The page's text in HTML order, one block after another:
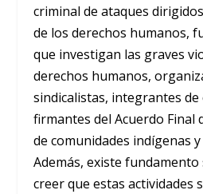
criminal de ataques
de los derechos humanos,
que investigan las graves
derechos humanos,
sindicalistas, integrantes
firmantes del Acuerdo Final
de comunidades indígenas
Además, existe
creer que estas actividades